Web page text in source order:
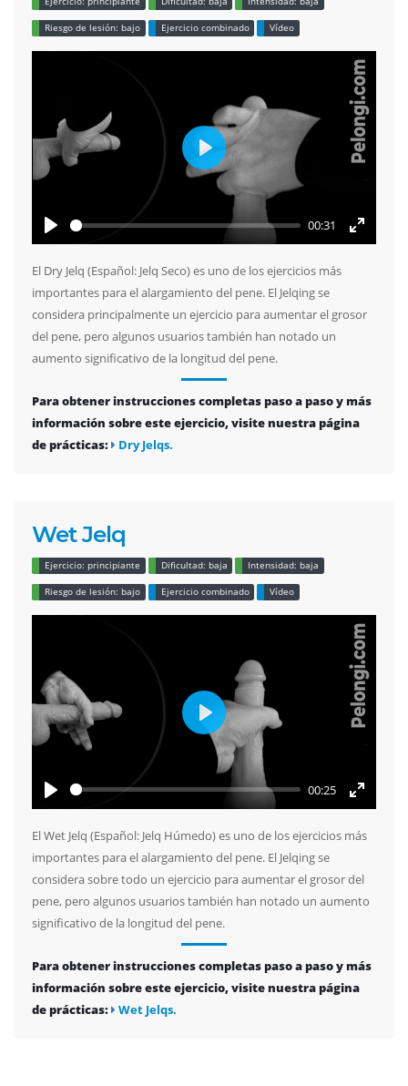
Riesgo de lesión: bajo Ejercicio combinado Vídeo
Play
00:31
Enter
Play
El Dry Jelq (Español: Jelq Seco) es uno de los ejercicios más
importantes para el alargamiento del pene. El Jelqing se
considera principalmente un ejercicio para aumentar el grosor
del pene, pero algunos usuarios también han notado un
aumento significativo de la longitud del pene.
Para obtener instrucciones completas paso a paso y más
información sobre este ejercicio, visite nuestra página
de prácticas:
Dry Jelqs.
Wet Jelq
Ejercicio: principiante Dificultad: baja Intensidad: baja
Riesgo de lesión: bajo Ejercicio combinado Vídeo
Play
00:25
Enter
fullscreen
Play
El Wet Jelq (Español: Jelq Húmedo) es uno de los ejercicios más
importantes para el alargamiento del pene. El Jelqing se
considera sobre todo un ejercicio para aumentar el grosor del
pene, pero algunos usuarios también han notado un aumento
significativo de la longitud del pene.
Para obtener instrucciones completas paso a paso y más
información sobre este ejercicio, visite nuestra página
de prácticas:
Wet Jelqs.